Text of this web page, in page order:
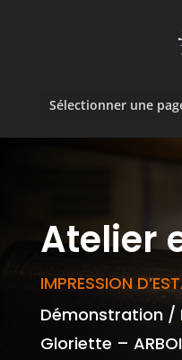
Sélectionner une
Atelier
IMPRESSION
Démonstration /
Gloriette –